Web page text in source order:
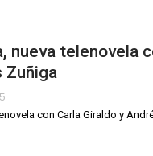
nueva telenovela
Zuñiga
con Carla Giraldo y